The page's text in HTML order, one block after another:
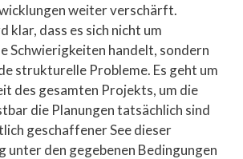
weiter verschärft.
klar, dass es sich nicht um
Schwierigkeiten handelt, sondern
strukturelle Probleme. Es geht um
des gesamten Projekts, um die
die Planungen tatsächlich sind
geschaffener See dieser
unter den gegebenen Bedingungen